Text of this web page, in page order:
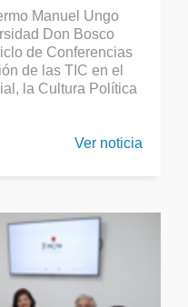
Manuel Ungo
Don Bosco
de Conferencias
de las TIC en el
la Cultura Política
Ver noticia